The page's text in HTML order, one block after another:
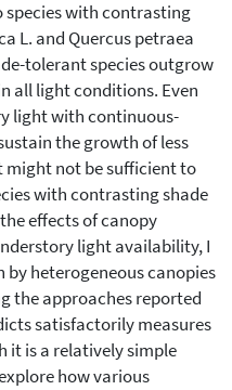
with contrasting
L. and Quercus petraea
tolerant species outgrow
all light conditions. Even
light with continuous-
the growth of less
not be sufficient to
with contrasting shade
effects of canopy
light availability, I
heterogeneous canopies
the approaches reported
satisfactorily measures
it is a relatively simple
how various